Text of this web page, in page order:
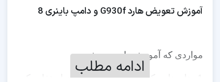
آموزش تعویض هارد G930f و دامپ باینری 8
مواردی که آموزش داده می شود
ادامه مطلب